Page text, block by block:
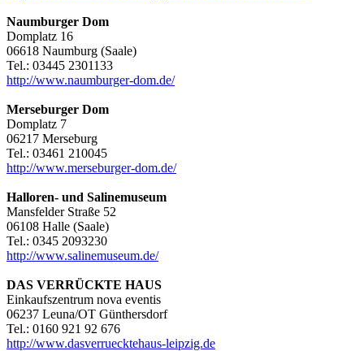
Naumburger Dom
Domplatz 16
06618 Naumburg (Saale)
Tel.: 03445 2301133
http://www.naumburger-dom.de/
Merseburger Dom
Domplatz 7
06217 Merseburg
Tel.: 03461 210045
http://www.merseburger-dom.de/
Halloren- und Salinemuseum
Mansfelder Straße 52
06108 Halle (Saale)
Tel.: 0345 2093230
http://www.salinemuseum.de/
DAS VERRÜCKTE HAUS
Einkaufszentrum nova eventis
06237 Leuna/OT Günthersdorf
Tel.: 0160 921 92 676
http://www.dasverruecktehaus-leipzig.de